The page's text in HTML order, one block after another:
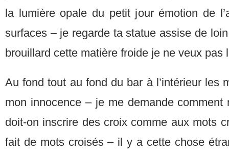
la lumière opale du petit jour émotion de
surfaces – je regarde ta statue assise de
brouillard cette matière froide je ne veux pas
Au fond tout au fond du bar à l’intérieur les
mon innocence – je me demande
doit-on inscrire des croix comme aux mots
fait de mots croisés – il y a cette chose